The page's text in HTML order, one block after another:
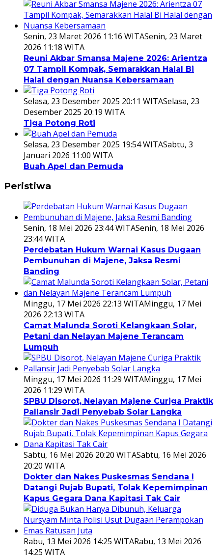
Senin, 23 Maret 2026 11:16 WITASenin, 23 Maret
2026 11:18 WITA
Reuni Akbar Smansa Majene 2026: Arientza
07 Tampil Kompak, Semarakkan Halal Bi
Halal dengan Nuansa Kebersamaan
Selasa, 23 Desember 2025 20:11 WITASelasa, 23
Desember 2025 20:19 WITA
Tiga Potong Roti
Selasa, 23 Desember 2025 19:54 WITASabtu, 3
Januari 2026 11:00 WITA
Buah Apel dan Pemuda
Peristiwa
Senin, 18 Mei 2026 23:44 WITASenin, 18 Mei 2026
23:44 WITA
Perdebatan Hukum Warnai Kasus Dugaan
Pembunuhan di Majene, Jaksa Resmi
Banding
Minggu, 17 Mei 2026 22:13 WITAMinggu, 17 Mei
2026 22:13 WITA
Camat Malunda Soroti Kelangkaan Solar,
Petani dan Nelayan Majene Terancam
Lumpuh
Minggu, 17 Mei 2026 11:29 WITAMinggu, 17 Mei
2026 11:29 WITA
SPBU Disorot, Nelayan Majene Curiga Praktik
Pallansir Jadi Penyebab Solar Langka
Sabtu, 16 Mei 2026 20:20 WITASabtu, 16 Mei 2026
20:20 WITA
Dokter dan Nakes Puskesmas Sendana I
Datangi Rujab Bupati, Tolak Kepemimpinan
Kapus Gegara Dana Kapitasi Tak Cair
Rabu, 13 Mei 2026 14:25 WITARabu, 13 Mei 2026
14:25 WITA